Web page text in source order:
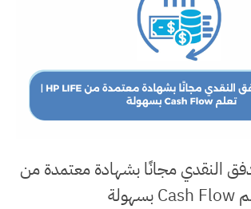
النقدي مجانًا بشهادة معتمدة من